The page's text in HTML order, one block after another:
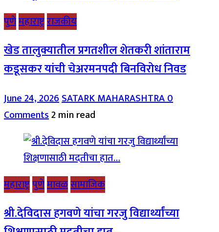
पुणेमहाराष्ट्रराजकीय
खेड तालुक्यातील प्रगतशील शेतकरी शांताराम
कडूसकर यांची चेअरमनपदी बिनविरोध निवड
June 24, 2026SATARK MAHARASHTRA0
Comments2 min read
महाराष्ट्रपुणेमावळसामाजिक
श्री.देविदास हगवणे यांचा गरजु विद्यार्थ्यांच्या